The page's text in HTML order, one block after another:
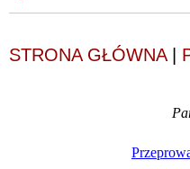
STRONA GŁÓWNA|